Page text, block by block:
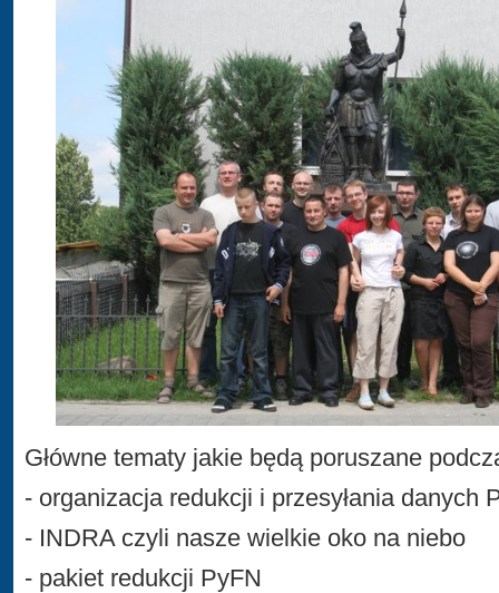
Główne tematy jakie będą poruszane
- organizacja redukcji i przesyłania danych
- INDRA czyli nasze wielkie oko na niebo
- pakiet redukcji PyFN